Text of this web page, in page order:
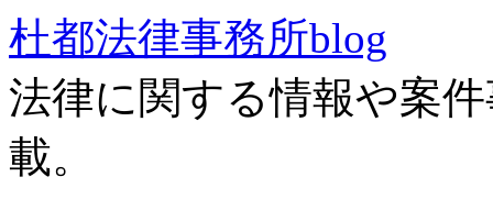
杜都法律事務所blog
法律に関する情報や案
載。